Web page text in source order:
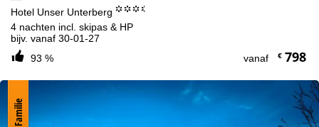
Hotel Unser Unterberg °°°.
4 nachten incl. skipas & HP
bijv. vanaf 30-01-27
93 %
vanaf €798
Familie